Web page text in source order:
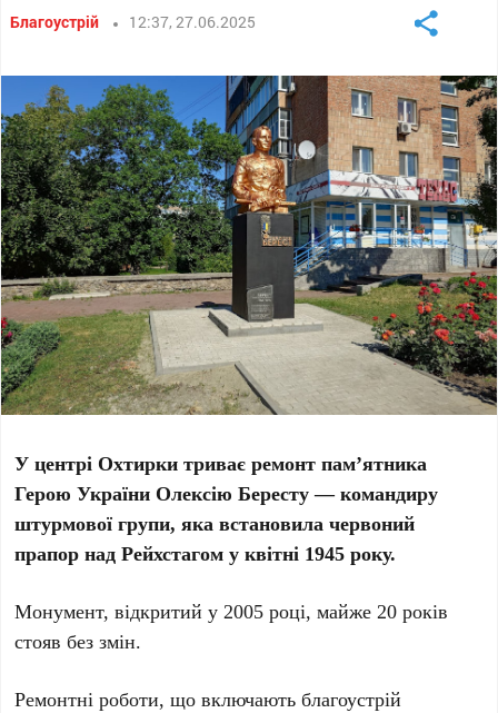
Благоустрій 12:37, 27.06.2025
У центрі Охтирки триває ремонт пам’ятника
Герою України Олексію Бересту — командиру
штурмової групи, яка встановила червоний
прапор над Рейхстагом у квітні 1945 року.
Монумент, відкритий у 2005 році, майже 20 років
стояв без змін.
Ремонтні роботи, що включають благоустрій